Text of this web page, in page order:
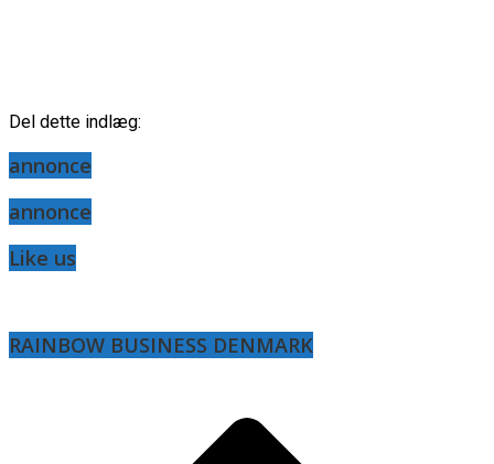
Del dette indlæg:
annonce
annonce
Like us
RAINBOW BUSINESS DENMARK